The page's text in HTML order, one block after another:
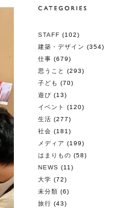
STAFF (102)
建築・デザイン (354)
仕事 (679)
思うこと
(293)
子ども (70)
遊び (13)
イベント
(120)
生活 (277)
社会 (181)
メディア (199)
はまりもの (58)
NEWS (11)
大学 (72)
未分類 (6)
旅行 (43)